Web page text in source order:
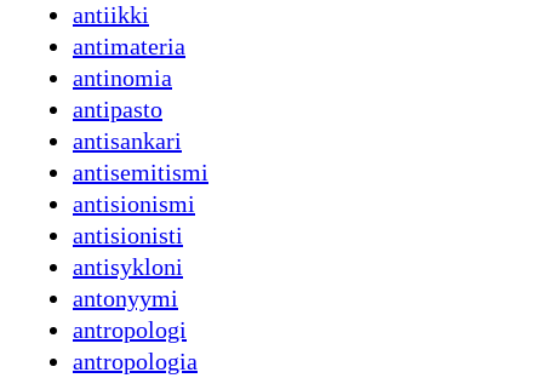
antiikki
antimateria
antinomia
antipasto
antisankari
antisemitismi
antisionismi
antisionisti
antisykloni
antonyymi
antropologi
antropologia